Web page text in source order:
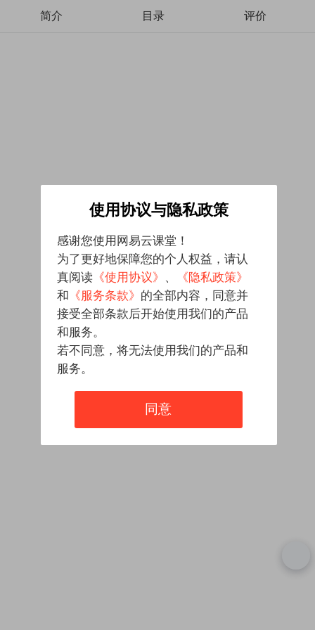
简介 目录 评价
使用协议与隐私政策
感谢您使用网易云课堂！
为了更好地保障您的个人权益，请认
真阅读 《使用协议》 、
《隐私政策》
和 《服务条款》 的全部内容，同意并
接受全部条款后开始使用我们的产品
和服务。
若不同意，将无法使用我们的产品和
服务。
同意